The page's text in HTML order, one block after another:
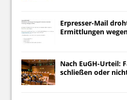
Erpresser-Mail
Ermittlungen
Nach EuGH-Urteil:
schließen oder